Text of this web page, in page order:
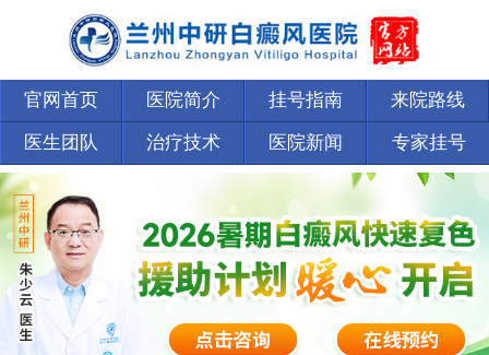
官网首页 医院简介 挂号指南 来院路线
医生团队 治疗技术 医院新闻 专家挂号